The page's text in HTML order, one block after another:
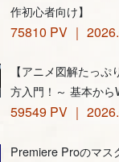
作初心者向け】
75810 PV ｜
【アニメ図解たっ
方入門！～ 基本か
59549 PV ｜
Premiere Proのマス